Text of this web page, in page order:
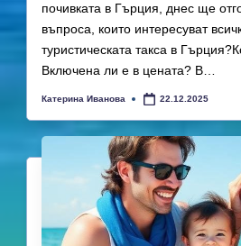
почивката в Гърция, днес ще
въпроса, които интересуват
туристическата такса в
Включена ли е в цената? В…
Posted
Катерина Иванова 22.12.2025